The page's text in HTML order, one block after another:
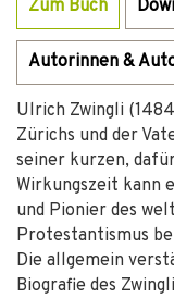
Zum Buch
Autorinnen &
Ulrich Zwingli
Zürichs und der
seiner kurzen,
Wirkungszeit kann
und Pionier des
Protestantismus
Die allgemein
Biografie des